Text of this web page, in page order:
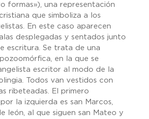
formas»), una representación
que simboliza a los
En este caso aparecen
desplegadas y sentados junto
escritura. Se trata de una
en la que se
escritor al modo de la
Todos van vestidos con
ribeteadas. El primero
la izquierda es san Marcos,
león, al que siguen san Mateo y